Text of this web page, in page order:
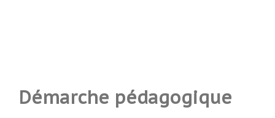
Démarche pédagogique